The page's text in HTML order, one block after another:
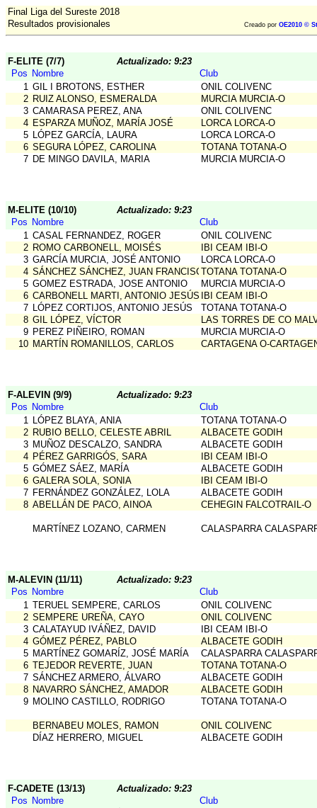
Final Liga del Sureste 2018
Resultados provisionales
Creado por OE2010 ©
F-ELITE (7/7)
Actualizado: 9:23
Pos Nombre
Club
1 GIL I BROTONS, ESTHER
ONIL COLIVENC
2 RUIZ ALONSO, ESMERALDA
MURCIA MURCIA-O
3 CAMARASA PEREZ, ANA
ONIL COLIVENC
4 ESPARZA MUÑOZ, MARÍA JOSÉ
LORCA LORCA-O
5 LÓPEZ GARCÍA, LAURA
LORCA LORCA-O
6 SEGURA LÓPEZ, CAROLINA
TOTANA TOTANA-O
7 DE MINGO DAVILA, MARIA MURCIA MURCIA-O
M-ELITE (10/10)
Actualizado: 9:23
Pos Nombre
Club
1 CASAL FERNANDEZ, ROGER
ONIL COLIVENC
2 ROMO CARBONELL, MOISÉS
IBI CEAM IBI-O
3 GARCÍA MURCIA, JOSÉ ANTONIO
LORCA LORCA-O
4 SÁNCHEZ SÁNCHEZ, JUAN FRANCISCOTOTANA TOTANA-O
5 GOMEZ ESTRADA, JOSE ANTONIO
MURCIA MURCIA-O
6 CARBONELL MARTI, ANTONIO JESÚS IBI CEAM IBI-O
7 LÓPEZ CORTIJOS, ANTONIO JESÚS
TOTANA TOTANA-O
8 GIL LÓPEZ, VÍCTOR
LAS TORRES DE CO
9 PEREZ PIÑEIRO, ROMAN
MURCIA MURCIA-O
10 MARTÍN ROMANILLOS, CARLOS CARTAGENA O-
F-ALEVIN (9/9)
Actualizado: 9:23
Pos Nombre
Club
1 LÓPEZ BLAYA, ANIA
TOTANA TOTANA-O
2 RUBIO BELLO, CELESTE ABRIL
ALBACETE GODIH
3 MUÑOZ DESCALZO, SANDRA
ALBACETE GODIH
4 PÉREZ GARRIGÓS, SARA
IBI CEAM IBI-O
5 GÓMEZ SÁEZ, MARÍA
ALBACETE GODIH
6 GALERA SOLA, SONIA
IBI CEAM IBI-O
7 FERNÁNDEZ GONZÁLEZ, LOLA
ALBACETE GODIH
8 ABELLÁN DE PACO, AINOA CEHEGIN FALCOTRAIL-O
MARTÍNEZ LOZANO, CARMEN CALASPARRA
M-ALEVIN (11/11)
Actualizado: 9:23
Pos Nombre
Club
1 TERUEL SEMPERE, CARLOS
ONIL COLIVENC
2 SEMPERE UREÑA, CAYO
ONIL COLIVENC
3 CALATAYUD IVÁÑEZ, DAVID
IBI CEAM IBI-O
4 GÓMEZ PÉREZ, PABLO
ALBACETE GODIH
5 MARTÍNEZ GOMARÍZ, JOSÉ MARÍA
CALASPARRA
6 TEJEDOR REVERTE, JUAN
TOTANA TOTANA-O
7 SÁNCHEZ ARMERO, ÁLVARO
ALBACETE GODIH
8 NAVARRO SÁNCHEZ, AMADOR
ALBACETE GODIH
9 MOLINO CASTILLO, RODRIGO TOTANA TOTANA-O
BERNABEU MOLES, RAMON
ONIL COLIVENC
DÍAZ HERRERO, MIGUEL
ALBACETE GODIH
F-CADETE (13/13)
Actualizado: 9:23
Pos Nombre
Club